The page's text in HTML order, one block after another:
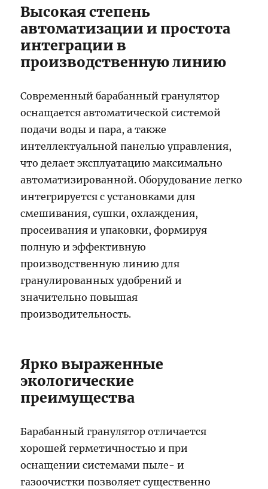
Высокая степень
автоматизации и простота
интеграции в
производственную линию
Современный барабанный гранулятор
оснащается автоматической системой
подачи воды и пара, а также
интеллектуальной панелью управления,
что делает эксплуатацию максимально
автоматизированной. Оборудование легко
интегрируется с установками для
смешивания, сушки, охлаждения,
просеивания и упаковки, формируя
полную и эффективную
производственную линию для
гранулированных удобрений и
значительно повышая
производительность.
Ярко выраженные
экологические
преимущества
Барабанный гранулятор отличается
хорошей герметичностью и при
оснащении системами пыле- и
газоочистки позволяет существенно